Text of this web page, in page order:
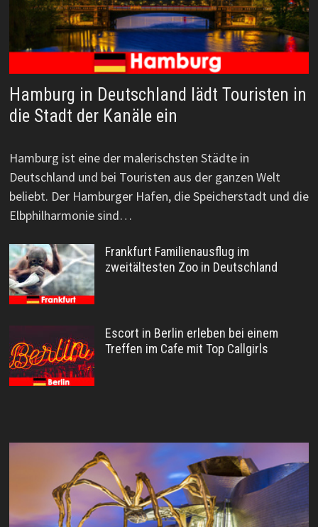
Hamburg in Deutschland lädt Touristen in
die Stadt der Kanäle ein
Hamburg ist eine der malerischsten Städte in
Deutschland und bei Touristen aus der ganzen Welt
beliebt. Der Hamburger Hafen, die Speicherstadt und die
Elbphilharmonie sind…
Frankfurt Familienausflug im
zweitältesten Zoo in Deutschland
Escort in Berlin erleben bei einem
Treffen im Cafe mit Top Callgirls